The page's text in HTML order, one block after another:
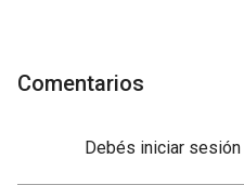
Comentarios
Debés iniciar sesión